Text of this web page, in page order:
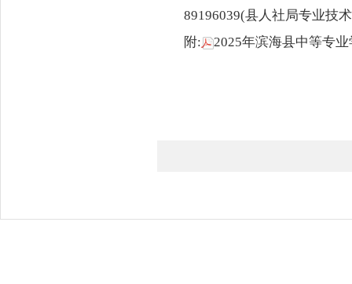
89196039(县人社局专业技
附:
2025年滨海县中等专